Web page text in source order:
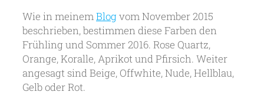
Wie in meinemBlogvom November 2015
beschrieben, bestimmen diese Farben den
Frühling und Sommer 2016. Rose Quartz,
Orange, Koralle, Aprikot und Pfirsich. Weiter
angesagt sind Beige, Offwhite, Nude, Hellblau,
Gelb oder Rot.